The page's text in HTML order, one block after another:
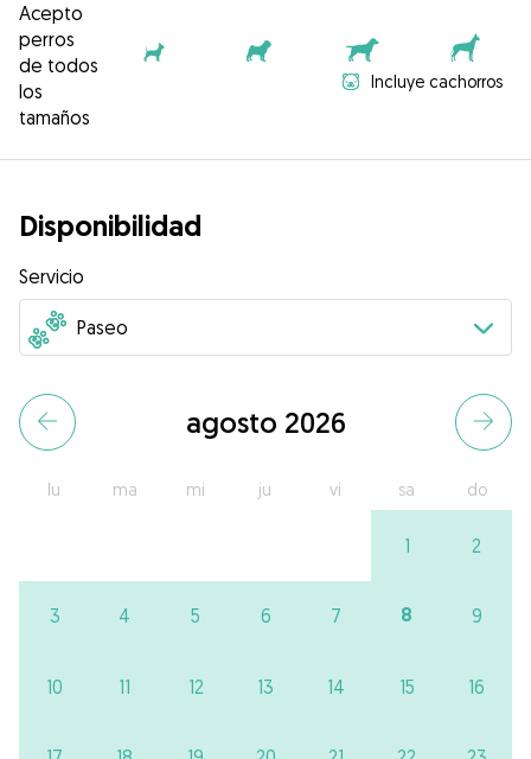
Acepto
perros
de todos
los
tamaños
Incluye cachorros
Disponibilidad
Servicio
agosto 2026
lu ma mi ju vi sa do
1 2
3 4 5 6 7 8 9
10 11 12 13 14 15 16